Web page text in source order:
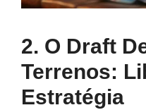
2. O Draft
Terrenos:
Estratégia